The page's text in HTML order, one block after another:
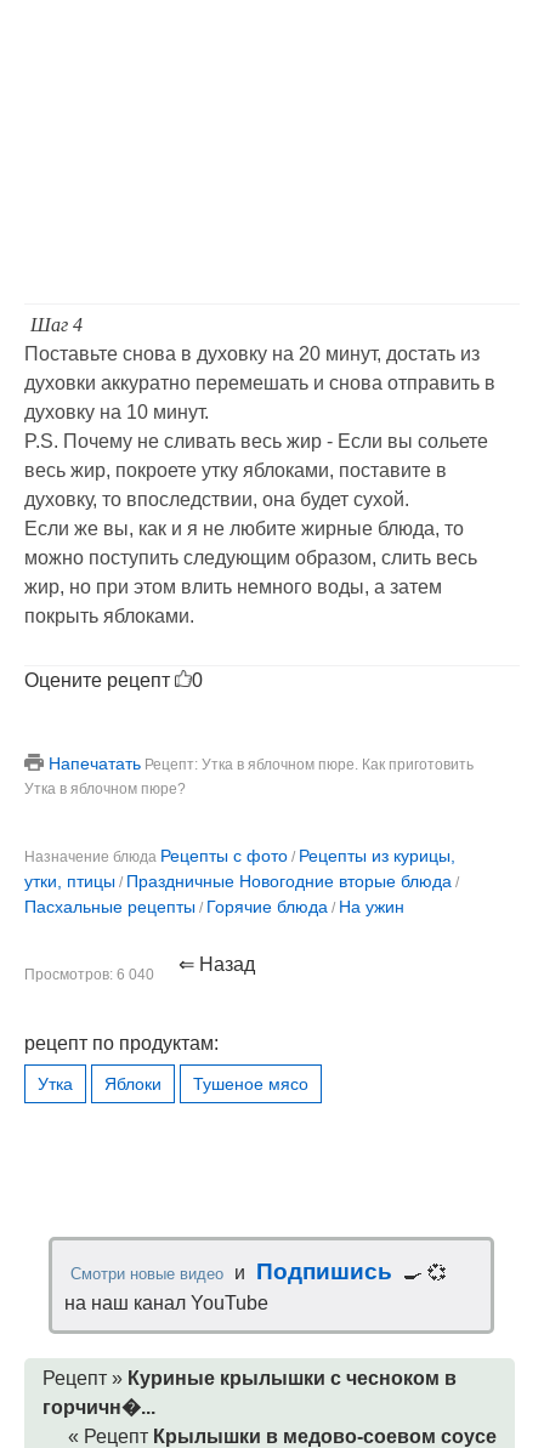
Шаг 4
Поставьте снова в духовку на 20 минут, достать из
духовки аккуратно перемешать и снова отправить в
духовку на 10 минут.
P.S. Почему не сливать весь жир - Если вы сольете
весь жир, покроете утку яблоками, поставите в
духовку, то впоследствии, она будет сухой.
Если же вы, как и я не любите жирные блюда, то
можно поступить следующим образом, слить весь
жир, но при этом влить немного воды, а затем
покрыть яблоками.
Оцените рецепт 0
Напечатать Рецепт: Утка в яблочном пюре. Как приготовить
Утка в яблочном пюре?
Назначение блюда Рецепты с фото / Рецепты из курицы,
утки, птицы / Праздничные Новогодние вторые блюда /
Пасхальные рецепты / Горячие блюда / На ужин
Просмотров: 6 040 ⇐ Назад
рецепт по продуктам:
Утка Яблоки Тушеное мясо
Смотри новые видео и Подпишись
🍳 💞
на наш канал YouTube
Рецепт » Куриные крылышки с чесноком в
горчичн�...
« Рецепт Крылышки в медово-соевом соусе